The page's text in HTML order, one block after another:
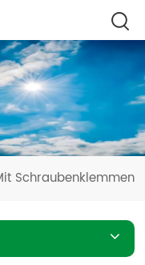
Schraubenklemmen